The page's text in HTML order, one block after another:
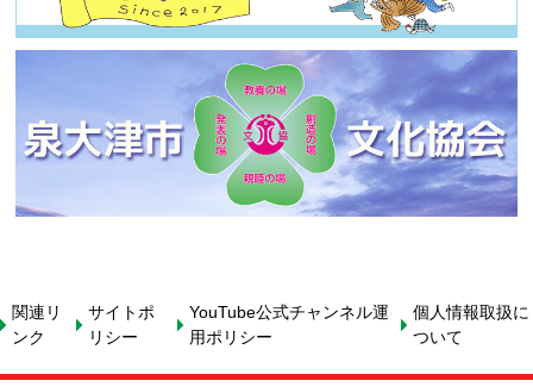
関連リ
ンク
サイトポ
リシー
YouTube公式チャンネル運
用ポリシー
個人情報取扱に
ついて